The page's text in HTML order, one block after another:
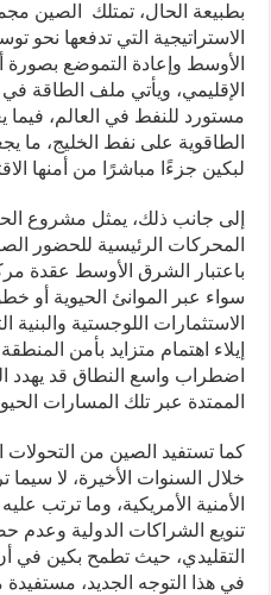
بطبيعة الحال، تمتلك الصين
الاستراتيجية التي تدفعها نحو
الأوسط وإعادة التموضع بصورة
الإقليمي، ويأتي ملف الطاقة في
مستورد للنفط في العالم، فيما
الطاقوية على نفط الخليج، ما
لبكين جزءًا مباشرًا من أمنها
إلى جانب ذلك، يمثل مشروع
المحركات الرئيسية للحضور
باعتبار الشرق الأوسط عقدة
سواء عبر الموانئ الحيوية أو
الاستثمارات اللوجستية والبنية
إيلاء اهتمام متزايد بأمن
اضطراب واسع النطاق قد يهدد
الممتدة عبر تلك المسارات
كما تستفيد الصين من التحولات
خلال السنوات الأخيرة، لا سيما
الأمنية الأمريكية، وما ترتب
تنويع الشراكات الدولية وعدم
التقليدي، حيث تطمح بكين في
في هذا التوجه الجديد،